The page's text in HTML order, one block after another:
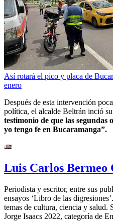
Así rotará el pico y placa de
enero
Después de esta intervención
política, el alcalde Beltrán inció
testimonio de que las segundas
yo tengo fe en Bucaramanga”.
Luis Carlos Bermeo
Periodista y escritor, entre sus
ensayos ‘Libro de las
temas de cultura, ciencia y salud.
Jorge Isaacs 2022, categoría de